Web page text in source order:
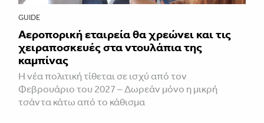
GUIDE
Αεροπορική εταιρεία θα χρεώνει και τις
χειραποσκευές στα ντουλάπια της
καμπίνας
Η νέα πολιτική τίθεται σε ισχύ από τον
Φεβρουάριο του 2027 – Δωρεάν μόνο η μικρή
τσάντα κάτω από το κάθισμα